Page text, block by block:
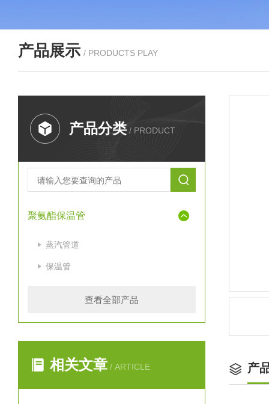
产品展示 / PRODUCTS PLAY
产品分类 / PRODUCT
聚氨酯保温管
蒸汽管道
保温管
查看全部产品
相关文章 / ARTICLE 产